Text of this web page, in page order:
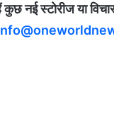
नई स्टोरीज या